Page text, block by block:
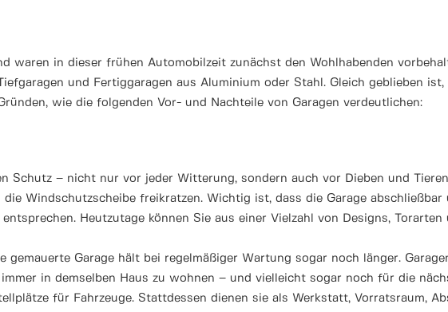
waren in dieser frühen Automobilzeit zunächst den Wohlhabenden
und Fertiggaragen aus Aluminium oder Stahl. Gleich geblieben
wie die folgenden Vor- und Nachteile von Garagen verdeutlichen:
Schutz – nicht nur vor jeder Witterung, sondern auch vor Dieben und
Windschutzscheibe freikratzen. Wichtig ist, dass die Garage
Heutzutage können Sie aus einer Vielzahl von Designs,
gemauerte Garage hält bei regelmäßiger Wartung sogar noch länger.
in demselben Haus zu wohnen – und vielleicht sogar noch für die
für Fahrzeuge. Stattdessen dienen sie als Werkstatt, Vorratsraum,